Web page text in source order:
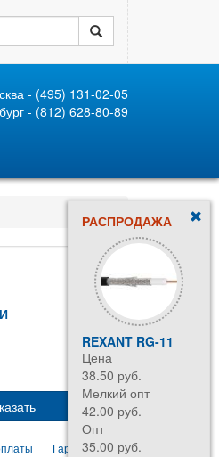
- (495) 131-02-05
- (812) 628-80-89
РАСПРОДАЖА
REXANT RG-11
Цена
38.50 руб.
Мелкий опт
42.00 руб.
Опт
35.00 руб.
Гарантии